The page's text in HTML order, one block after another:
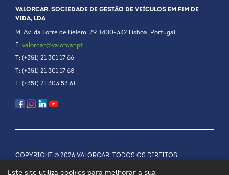
VALORCAR. SOCIEDADE DE GESTÃO DE VEÍCULOS EM FIM DE
VIDA, LDA
M: Av. da Torre de Belém, 29. 1400-342 Lisboa. Portugal
E: valorcar@valorcar.pt
T: (+351) 21 301 17 66
T: (+351) 21 301 17 68
T: (+351) 21 303 53 61
COPYRIGHT © 2026 VALORCAR, TODOS OS DIREITOS
Este site utiliza cookies para melhorar a sua